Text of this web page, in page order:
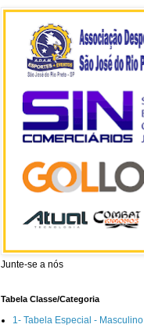
Junte-se a nós
Tabela Classe/Categoria
1- Tabela Especial - Masculino